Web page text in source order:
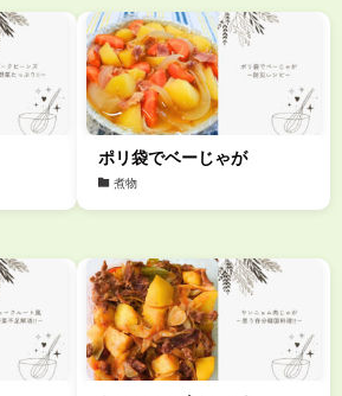
ポリ袋でベーじゃが
煮物